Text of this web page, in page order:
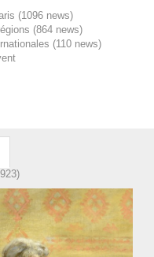
(1096 news)
(864 news)
(110 news)